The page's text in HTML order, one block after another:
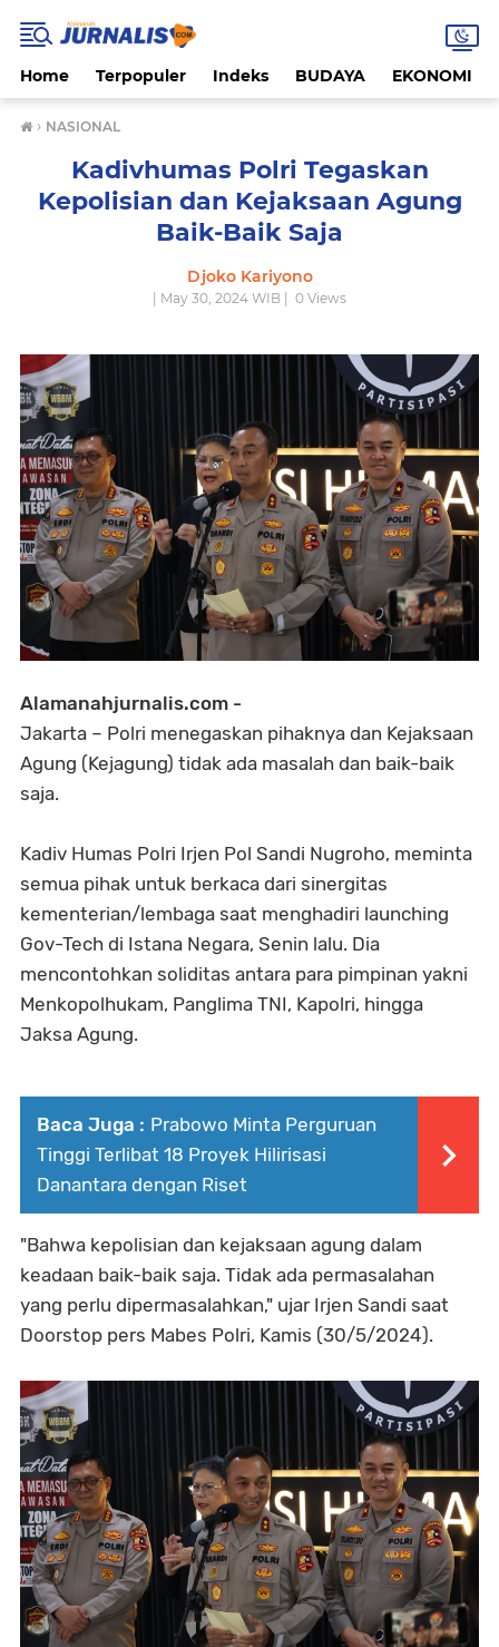
Home Terpopuler Indeks BUDAYA EKONOMI
› NASIONAL
Kadivhumas Polri Tegaskan
Kepolisian dan Kejaksaan Agung
Baik-Baik Saja
Djoko Kariyono
| May 30, 2024 WIB | 0 Views
Alamanahjurnalis.com -
Jakarta – Polri menegaskan pihaknya dan Kejaksaan
Agung (Kejagung) tidak ada masalah dan baik-baik
saja.
Kadiv Humas Polri Irjen Pol Sandi Nugroho, meminta
semua pihak untuk berkaca dari sinergitas
kementerian/lembaga saat menghadiri launching
Gov-Tech di Istana Negara, Senin lalu. Dia
mencontohkan soliditas antara para pimpinan yakni
Menkopolhukam, Panglima TNI, Kapolri, hingga
Jaksa Agung.
Baca Juga : Prabowo Minta Perguruan
Tinggi Terlibat 18 Proyek Hilirisasi
Danantara dengan Riset
"Bahwa kepolisian dan kejaksaan agung dalam
keadaan baik-baik saja. Tidak ada permasalahan
yang perlu dipermasalahkan," ujar Irjen Sandi saat
Doorstop pers Mabes Polri, Kamis (30/5/2024).